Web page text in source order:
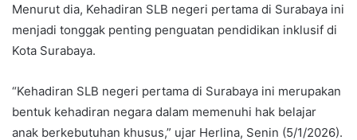
Menurut dia, Kehadiran SLB negeri pertama di Surabaya ini
menjadi tonggak penting penguatan pendidikan inklusif di
Kota Surabaya.
“Kehadiran SLB negeri pertama di Surabaya ini merupakan
bentuk kehadiran negara dalam memenuhi hak belajar
anak berkebutuhan khusus,” ujar Herlina, Senin (5/1/2026).